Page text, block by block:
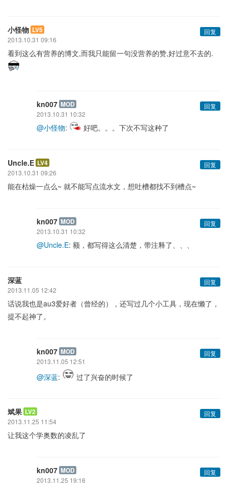
小怪物 LV5
回复
2013.10.31 09:16
看到这么有营养的博文,而我只能留一句没营养的赞,好过意不去的.
kn007 MOD
回复
2013.10.31 10:32
@小怪物: 好吧。。。下次不写这种了
Uncle.E LV4
回复
2013.10.31 09:26
能在枯燥一点么~ 就不能写点流水文，想吐槽都找不到槽点~
kn007 MOD
回复
2013.10.31 10:32
@Uncle.E: 额，都写得这么清楚，带注释了、、、
深蓝
回复
2013.11.05 12:42
话说我也是au3爱好者（曾经的），还写过几个小工具，现在懒了，
提不起神了。
kn007 MOD
回复
2013.11.05 12:51
@深蓝: 过了兴奋的时候了
斌果 LV2
回复
2013.11.25 11:54
让我这个学奥数的凌乱了
kn007 MOD
回复
2013.11.25 19:16